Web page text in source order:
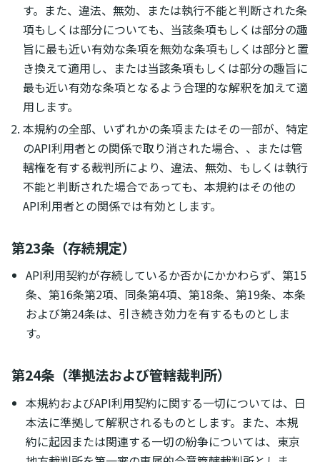
す。また、違法、無効、または執行不能と判断された条
項もしくは部分についても、当該条項もしくは部分の趣
旨に最も近い有効な条項を無効な条項もしくは部分と置
き換えて適用し、または当該条項もしくは部分の趣旨に
最も近い有効な条項となるよう合理的な解釈を加えて適
用します。
本規約の全部、いずれかの条項またはその一部が、特定
のAPI利用者との関係で取り消された場合、、または管
轄権を有する裁判所により、違法、無効、もしくは執行
不能と判断された場合であっても、本規約はその他の
API利用者との関係では有効とします。
第23条（存続規定）
API利用契約が存続しているか否かにかかわらず、第15
条、第16条第2項、同条第4項、第18条、第19条、本条
および第24条は、引き続き効力を有するものとしま
す。
第24条（準拠法および管轄裁判所）
本規約およびAPI利用契約に関する一切については、日
本法に準拠して解釈されるものとします。また、本規
約に起因または関連する一切の紛争については、東京